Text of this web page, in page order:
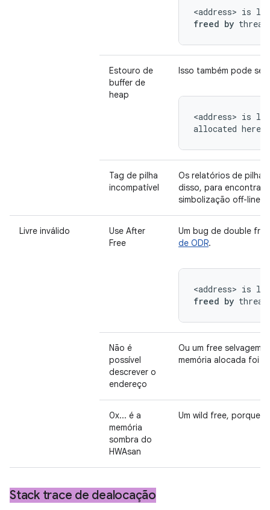
<address> is
freed by
Estouro de
buffer de
heap
Isso também pode ser
<address> is
allocated here:
Tag de pilha
incompatível
Os relatórios de pilha
disso, para encontrar
simbolização off-line.
Livre inválido
Use After
Free
Um bug de double
de ODR.
<address> is
freed by
Não é
possível
descrever o
endereço
Ou um free selvagem
memória alocada foi
0x... é a
memória
sombra do
HWAsan
Um wild free, porque
Stack trace de dealocação